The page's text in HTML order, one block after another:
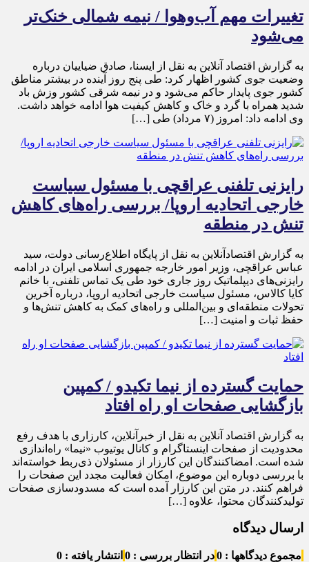
تغییرات مهم آب‌وهوا / نیمه شمالی خنک‌تر
می‌شود
به گزارش اقتصاد آنلاین به نقل از ایسنا، صادق ضیاییان درباره
وضعیت جوی کشور اظهار کرد: طی پنج روز آینده در بیشتر مناطق
کشور جوی پایدار حاکم می‌شود و در نیمه شرقی کشور وزش باد
شدید همراه با گرد و خاک و کاهش کیفیت هوا ادامه خواهد داشت.
وی ادامه داد: امروز (۷ مرداد) طی […]
رایزنی تلفنی عراقچی با مسئول سیاست
خارجی اتحادیه اروپا/ بررسی راه‌های کاهش
تنش در منطقه
به گزارش اقتصادآنلاین به نقل از پایگاه اطلاع‌رسانی دولت، سید
عباس عراقچی، وزیر امور خارجه جمهوری اسلامی ایران در ادامه
رایزنی‌های دیپلماتیک روز جاری خود طی یک تماس تلفنی، با خانم
کایا کالاس، مسئول سیاست خارجی اتحادیه اروپا، درباره آخرین
تحولات منطقه‌ای و بین‌المللی و راه‌های کمک به کاهش تنش‌ها و
حفظ ثبات و امنیت […]
حمایت گسترده از نیما تکیدو / کمپین
بازگشایی صفحات او راه افتاد
به گزارش اقتصاد آنلاین به نقل از خبرآنلاین، کارزاری با هدف رفع
محدودیت از صفحات اینستاگرام و کانال یوتیوب «نیما» راه‌اندازی
شده است. امضاکنندگان این کارزار از مسئولان ذی‌ربط خواسته‌اند
با بررسی دوباره این موضوع، امکان فعالیت مجدد این صفحات را
فراهم کنند. در متن این کارزار آمده است که مسدودسازی صفحات
تولیدکنندگان محتوا، علاوه […]
ارسال دیدگاه
مجموع دیدگاهها : 0 در انتظار بررسی : 0 انتشار یافته : 0